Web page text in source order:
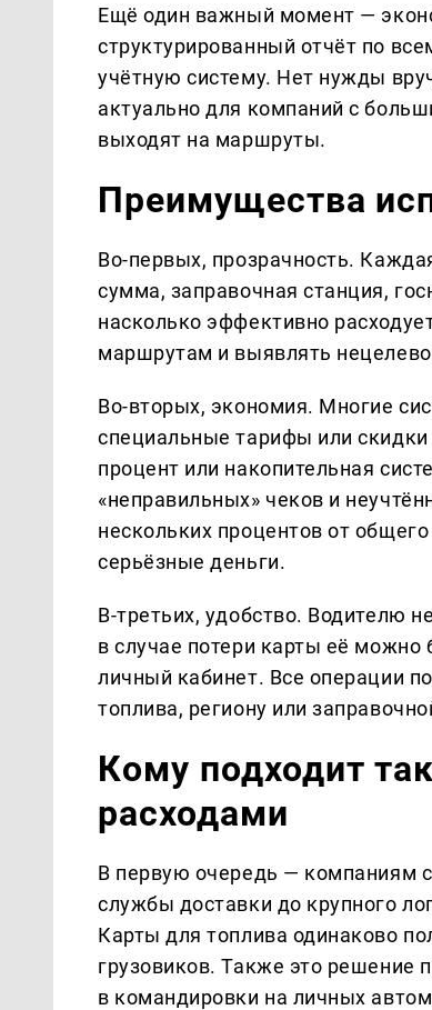
Ещё один важный момент —
структурированный отчёт по
учётную систему. Нет нужды
актуально для компаний с
выходят на маршруты.
Преимущества
Во-первых, прозрачность.
сумма, заправочная станция,
насколько эффективно
маршрутам и выявлять
Во-вторых, экономия. Многие
специальные тарифы или
процент или накопительная
«неправильных» чеков и
нескольких процентов от
серьёзные деньги.
В-третьих, удобство. Водителю
в случае потери карты её можно
личный кабинет. Все операции
топлива, региону или
Кому подходит
расходами
В первую очередь — компаниям
службы доставки до крупного
Карты для топлива одинаково
грузовиков. Также это решение
в командировки на личных